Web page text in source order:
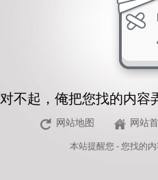
对不起，俺把您找的内容
网站地图 网站
本站提醒您 - 您找的